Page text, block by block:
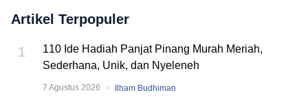
Artikel Terpopuler
1
110 Ide Hadiah Panjat Pinang Murah Meriah,
Sederhana, Unik, dan Nyeleneh
7 Agustus 2026 · Ilham Budhiman